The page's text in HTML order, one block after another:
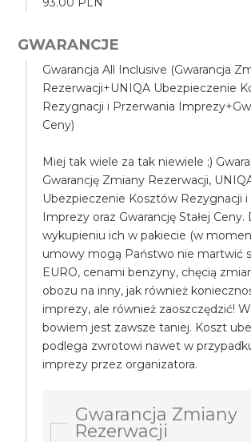
GWARANCJE
Gwarancja All Inclusive (Gwarancja
Rezerwacji+UNIQA Ubezpieczenie
Rezygnacji i Przerwania
Ceny)
Miej tak wiele za tak niewiele ;)
Gwarancję Zmiany Rezerwacji,
Ubezpieczenie Kosztów Rezygnacji i
Imprezy oraz Gwarancję Stałej Ceny.
wykupieniu ich w pakiecie (w
umowy mogą Państwo nie martwić
EURO, cenami benzyny, chęcią
obozu na inny, jak również
imprezy, ale również zaoszczędzić!
bowiem jest zawsze taniej. Koszt
podlega zwrotowi nawet w
imprezy przez organizatora.
Gwarancja Zmiany
Rezerwacji